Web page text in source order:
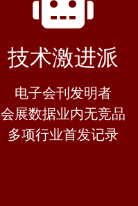
技术激进派
电子会刊发明者
会展数据业内无竞品
多项行业首发记录